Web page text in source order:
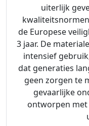
uiterlijk
de Europese
3 jaar. De
intensief
dat generaties
geen zorgen te
gevaarlijke
ontworpen met